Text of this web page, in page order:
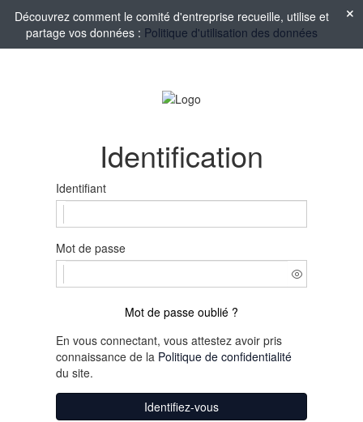
Découvrez comment le comité d'entreprise recueille, utilise et
partage vos données : Politique d'utilisation des données
Identification
Identifiant
Mot de passe
Mot de passe oublié ?
En vous connectant, vous attestez avoir pris
connaissance de la Politique de confidentialité
du site.
Identifiez-vous